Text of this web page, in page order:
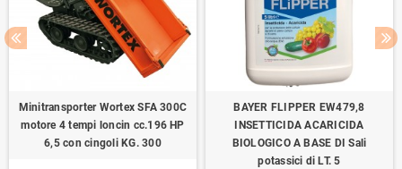
Minitransporter Wortex SFA 300C
motore 4 tempi loncin cc.196 HP
6,5 con cingoli KG. 300
BAYER FLIPPER EW479,8
INSETTICIDA ACARICIDA
BIOLOGICO A BASE DI Sali
potassici di LT. 5